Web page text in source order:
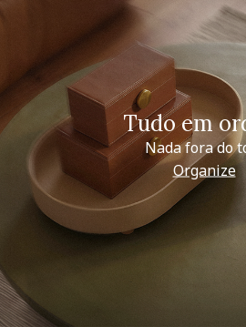
Tudo em
Nada fora do
Organize